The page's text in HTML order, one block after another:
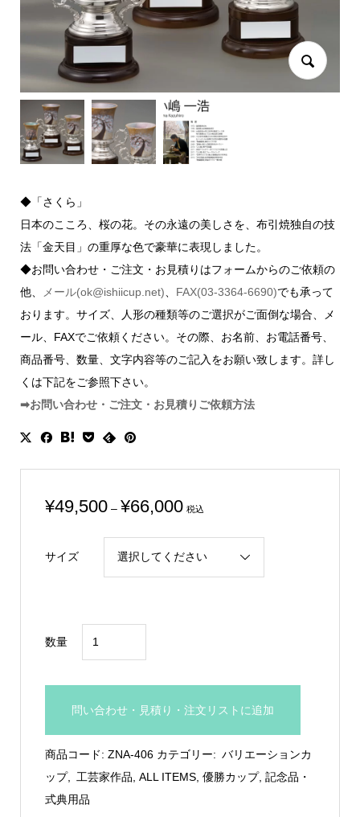
◆「さくら」
日本のこころ、桜の花。その永遠の美しさを、布引焼独自の技
法「金天目」の重厚な色で豪華に表現しました。
◆お問い合わせ・ご注文・お見積りはフォームからのご依頼の
他、
メール(ok@ishiicup.net) FAX(03-3364-6690)でも承って
おります。サイズ、人形の種類等のご選択がご面倒な場合、メ
ール、FAXでご依頼ください。その際、お名前、お電話番号、
商品番号、数量、文字内容等のご記入をお願い致します。詳し
くは下記をご参照下さい。
➡お問い合わせ・ご注文・お見積りご依頼方法
¥49,500 – ¥66,000価
税込
サイズ
数量
嶋
「さ
く
問い合わせ・見積り・注文リストに追加
商品コード: ZNA-406 カテゴリー: バリエーションカ
ップ, 工芸家作品 ALL ITEMS, 優勝カップ, 記念品・
式典用品